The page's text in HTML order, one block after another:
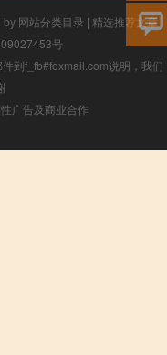
by 网站分类目录 | 精选推荐文章 |
号
到f_fb#foxmail.com说明，我们
广告及商业合作